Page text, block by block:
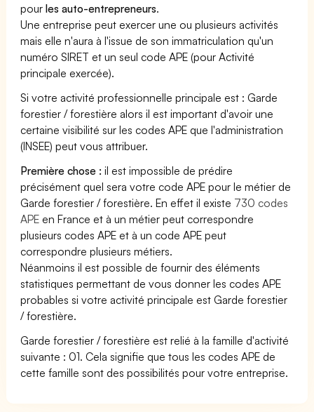
pourles auto-entrepreneurs.
Une entreprise peut exercer une ou plusieurs activités
mais elle n'aura à l'issue de son immatriculation qu'un
numéro SIRET et un seul code APE (pour Activité
principale exercée).
Si votre activité professionnelle principale est : Garde
forestier / forestière alors il est important d'avoir une
certaine visibilité sur les codes APE que l'administration
(INSEE) peut vous attribuer.
Première chose : il est impossible de prédire
précisément quel sera votre code APE pour le métier de
Garde forestier / forestière. En effet il existe 730 codes
APE en France et à un métier peut correspondre
plusieurs codes APE et à un code APE peut
correspondre plusieurs métiers.
Néanmoins il est possible de fournir des éléments
statistiques permettant de vous donner les codes APE
probables si votre activité principale est Garde forestier
/ forestière.
Garde forestier / forestière est relié à la famille d'activité
suivante : 01. Cela signifie que tous les codes APE de
cette famille sont des possibilités pour votre entreprise.